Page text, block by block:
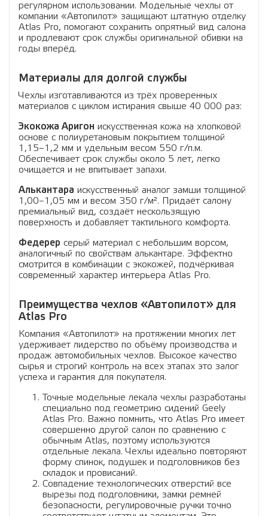
регулярном использовании. Модельные чехлы от
компании «Автопилот» защищают штатную отделку
Atlas Pro, помогают сохранить опрятный вид салона
и продлевают срок службы оригинальной обивки на
годы вперёд.
Материалы для долгой службы
Чехлы изготавливаются из трёх проверенных
материалов с циклом истирания свыше 40 000 раз:
Экокожа Аригон искусственная кожа на хлопковой
основе с полиуретановым покрытием толщиной
1,15–1,2 мм и удельным весом 550 г/п.м.
Обеспечивает срок службы около 5 лет, легко
очищается и не впитывает запахи.
Алькантара искусственный аналог замши толщиной
1,00–1,05 мм и весом 350 г/м². Придаёт салону
премиальный вид, создаёт нескользящую
поверхность и добавляет тактильного комфорта.
Федерер серый материал с небольшим ворсом,
аналогичный по свойствам алькантаре. Эффектно
смотрится в комбинации с экокожей, подчёркивая
современный характер интерьера Atlas Pro.
Преимущества чехлов «Автопилот» для
Atlas Pro
Компания «Автопилот» на протяжении многих лет
удерживает лидерство по объёму производства и
продаж автомобильных чехлов. Высокое качество
сырья и строгий контроль на всех этапах это залог
успеха и гарантия для покупателя.
Точные модельные лекала чехлы разработаны
специально под геометрию сидений Geely
Atlas Pro. Важно помнить, что Atlas Pro имеет
совершенно другой салон по сравнению с
обычным Atlas, поэтому используются
отдельные лекала. Чехлы идеально повторяют
форму спинок, подушек и подголовников без
складок и провисаний.
Совпадение технологических отверстий все
вырезы под подголовники, замки ремней
безопасности, регулировочные ручки точно